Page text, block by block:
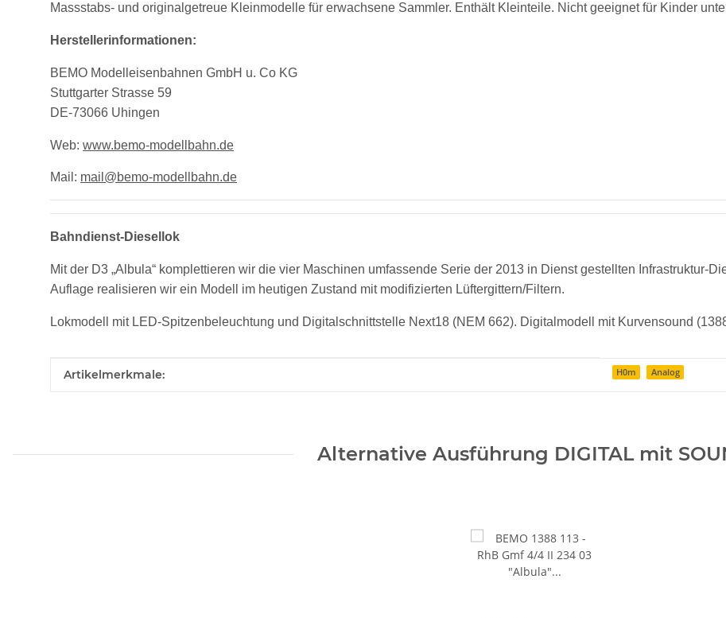
Massstabs- und originalgetreue Kleinmodelle für erwachsene Sammler. Enthält Kleinteile. Nicht geeignet für Kinder
Herstellerinformationen:
BEMO Modelleisenbahnen GmbH u. Co KG
Stuttgarter Strasse 59
DE-73066 Uhingen
Web: www.bemo-modellbahn.de
Mail: mail@bemo-modellbahn.de
Bahndienst-Diesellok
Mit der D3 „Albula“ komplettieren wir die vier Maschinen umfassende Serie der 2013 in Dienst gestellten Infrastruktur-
Auflage realisieren wir ein Modell im heutigen Zustand mit modifizierten Lüftergittern/Filtern.
Lokmodell mit LED-Spitzenbeleuchtung und Digitalschnittstelle Next18 (NEM 662). Digitalmodell mit Kurvensound
Produkteigenschaft
Wert
Artikelmerkmale: H0m Analog
Alternative Ausführung DIGITAL mit